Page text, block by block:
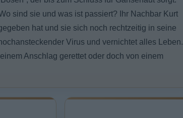
sind sie und was ist passiert? Ihr Nachbar Kurt
hat und sie sich noch rechtzeitig in seine
Virus und vernichtet alles Leben.
Anschlag gerettet oder doch von einem